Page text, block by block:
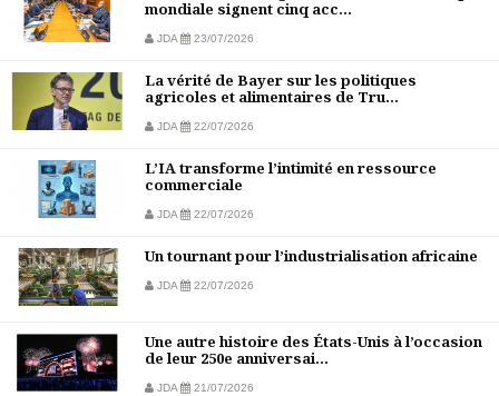
mondiale signent cinq acc...
JDA 23/07/2026
La vérité de Bayer sur les politiques
agricoles et alimentaires de Tru...
JDA 22/07/2026
L’IA transforme l’intimité en ressource
commerciale
JDA 22/07/2026
Un tournant pour l’industrialisation africaine
JDA 22/07/2026
Une autre histoire des États-Unis à l’occasion
de leur 250e anniversai...
JDA 21/07/2026